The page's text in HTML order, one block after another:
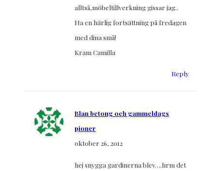
alltså,möbeltillverkning gissar jag..
Ha en härlig fortsättning på fredagen
med dina små!
Kram Camilla
Reply
Blan betong och gammeldags
pioner
oktober 26, 2012
hej snygga gardinerna blev….hrm det